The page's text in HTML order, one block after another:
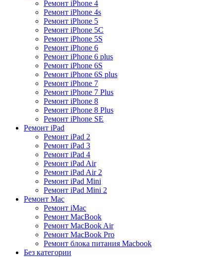
Ремонт iPhone 4
Ремонт iPhone 4s
Ремонт iPhone 5
Ремонт iPhone 5C
Ремонт iPhone 5S
Ремонт iPhone 6
Ремонт iPhone 6 plus
Ремонт iPhone 6S
Ремонт iPhone 6S plus
Ремонт iPhone 7
Ремонт iPhone 7 Plus
Ремонт iPhone 8
Ремонт iPhone 8 Plus
Ремонт iPhone SE
Ремонт iPad
Ремонт iPad 2
Ремонт iPad 3
Ремонт iPad 4
Ремонт iPad Air
Ремонт iPad Air 2
Ремонт iPad Mini
Ремонт iPad Mini 2
Ремонт Mac
Ремонт iMac
Ремонт MacBook
Ремонт MacBook Air
Ремонт MacBook Pro
Ремонт блока питания Macbook
Без категории